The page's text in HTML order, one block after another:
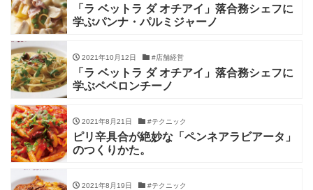
「ラ ベットラ ダ オチアイ」落合務シェフに
学ぶパンナ・パルミジャーノ
2021年10月12日 #店舗経営
「ラ ベットラ ダ オチアイ」落合務シェフに
学ぶペペロンチーノ
2021年8月21日 #テクニック
ピリ辛具合が絶妙な「ペンネアラビアータ」
のつくりかた。
2021年8月19日 #テクニック